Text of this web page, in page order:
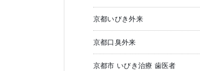
京都いびき外来
京都口臭外来
京都市 いびき治療 歯医者